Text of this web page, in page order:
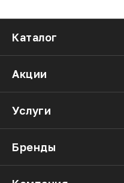
Каталог
Акции
Услуги
Бренды